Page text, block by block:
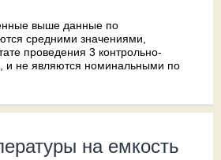
выше данные по
средними значениями,
проведения 3 контрольно-
и не являются номинальными по
на емкость